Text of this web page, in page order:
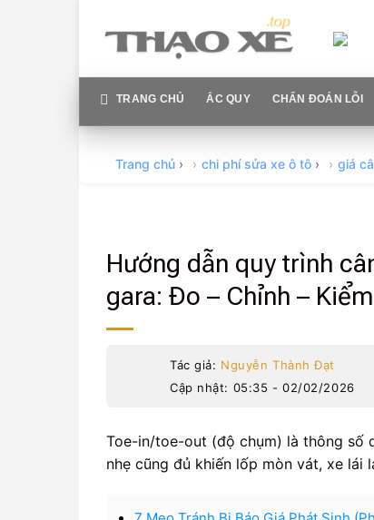
content
TRANG CHỦ ẮC QUY CHẨN ĐOÁN LỖI
Trang chủ › chi phí sửa xe ô tô › giá
Hướng dẫn quy trình
gara: Đo – Chỉnh –
Tác giả: Nguyễn Thành Đạt
Cập nhật: 05:35 - 02/02/2026
Toe-in/toe-out (độ chụm) là thông số
nhẹ cũng đủ khiến lốp mòn vát, xe lái